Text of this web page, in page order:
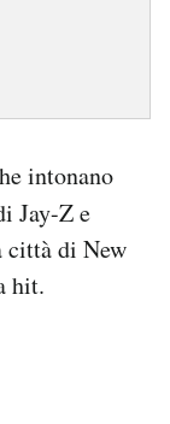
intonano
Jay-Z e
città di New
hit.